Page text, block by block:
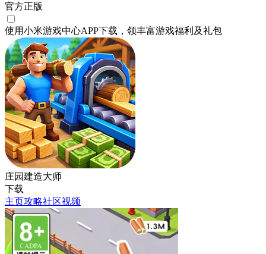
官方正版
使用小米游戏中心APP下载 ，领丰富游戏福利 及礼包
庄园建造大师
下载
主页攻略社区视频